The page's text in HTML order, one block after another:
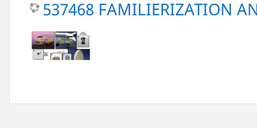
537468 FAMILIERIZATION